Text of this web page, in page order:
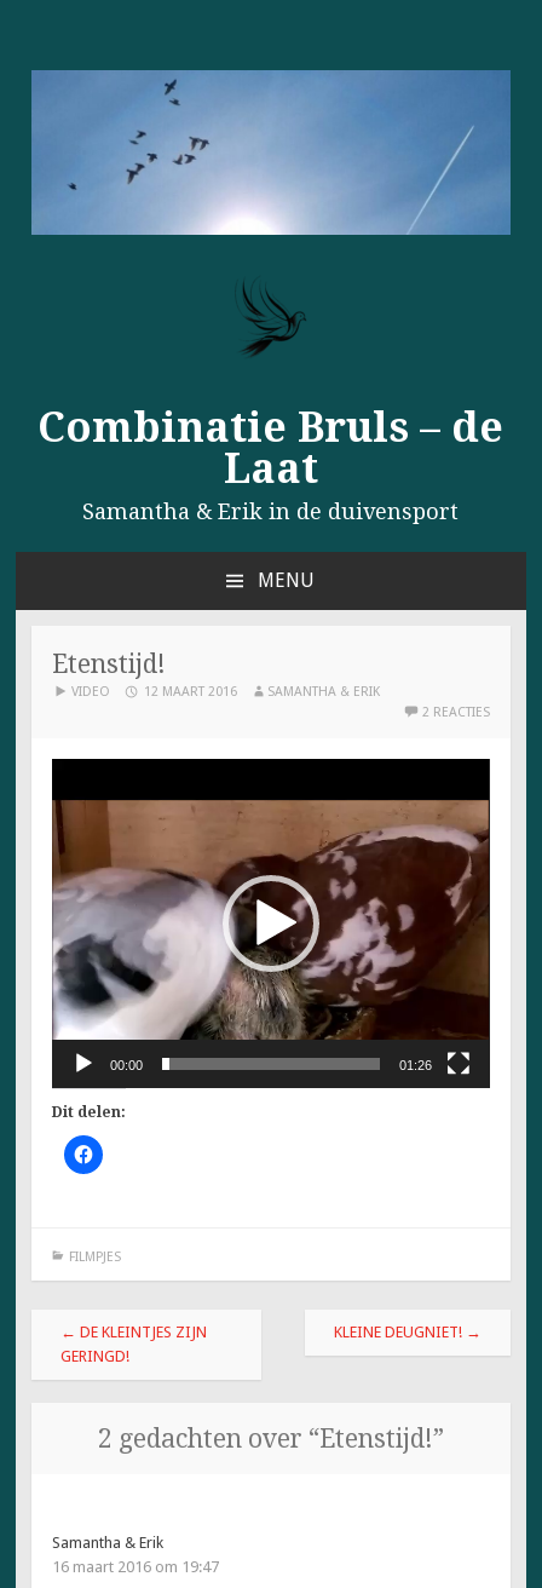
Combinatie Bruls – de
Laat
Samantha & Erik in de duivensport
MENU
INHOUD
SPRINGEN
Etenstijd!
VIDEO 12 MAART 2016
SAMANTHA & ERIK
2 REACTIES
00:00 01:26
Dit delen:
K
l
e
d
e
n
o
F
e
b
o
r
d
FILMPJES
Berichtnavigatie
← DE KLEINTJES ZIJN
GERINGD!
KLEINE DEUGNIET! →
2 gedachten over “Etenstijd!”
Samantha & Erik
16 maart 2016 om 19:47